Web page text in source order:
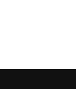
met een Claas Jaguar